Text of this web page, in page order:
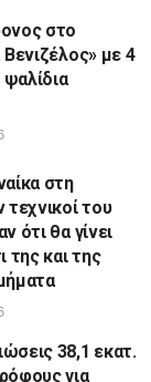
στο
με 4
ψαλίδια
στη
του
ότι θα γίνει
της και της
38,1 εκατ.
για